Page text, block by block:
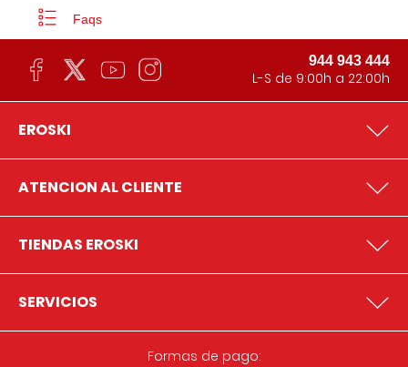
Faqs
944 943 444
L-S de 9:00h a 22:00h
EROSKI
ATENCION AL CLIENTE
TIENDAS EROSKI
SERVICIOS
Formas de pago: